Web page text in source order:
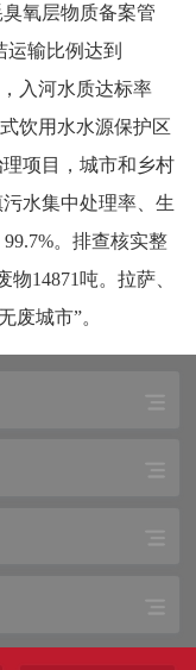
氧层物质备案管
输比例达到
入河水质达标率
饮用水水源保护区
项目，城市和乡村
水集中处理率、生
。排查核实整
14871吨。拉萨、
废城市”。